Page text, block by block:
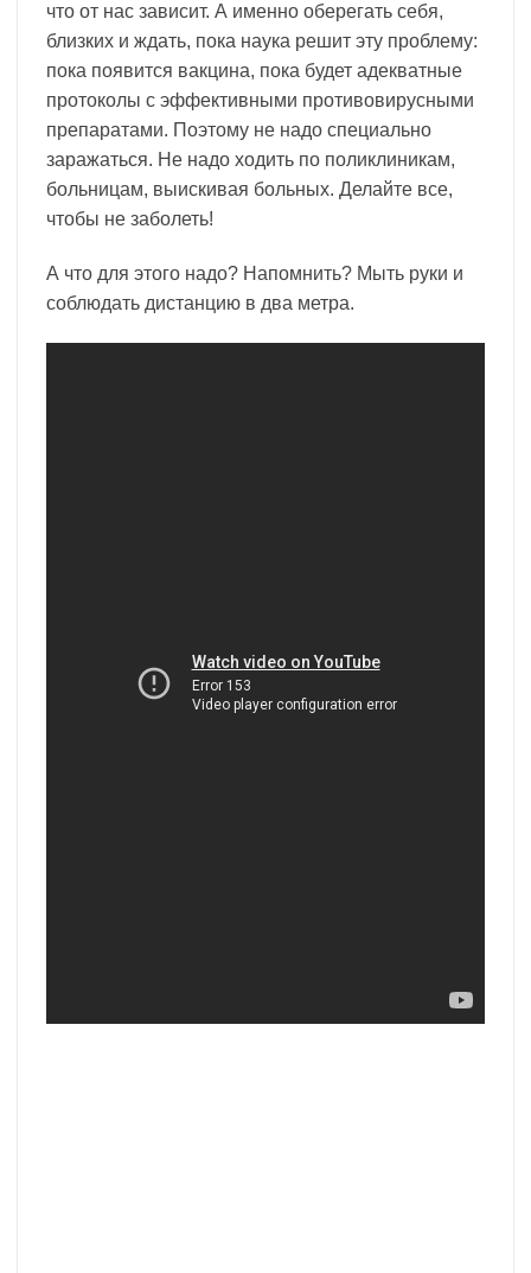
что от нас зависит. А именно оберегать себя,
близких и ждать, пока наука решит эту проблему:
пока появится вакцина, пока будет адекватные
протоколы с эффективными противовирусными
препаратами. Поэтому не надо специально
заражаться. Не надо ходить по поликлиникам,
больницам, выискивая больных. Делайте все,
чтобы не заболеть!
А что для этого надо? Напомнить? Мыть руки и
соблюдать дистанцию в два метра.